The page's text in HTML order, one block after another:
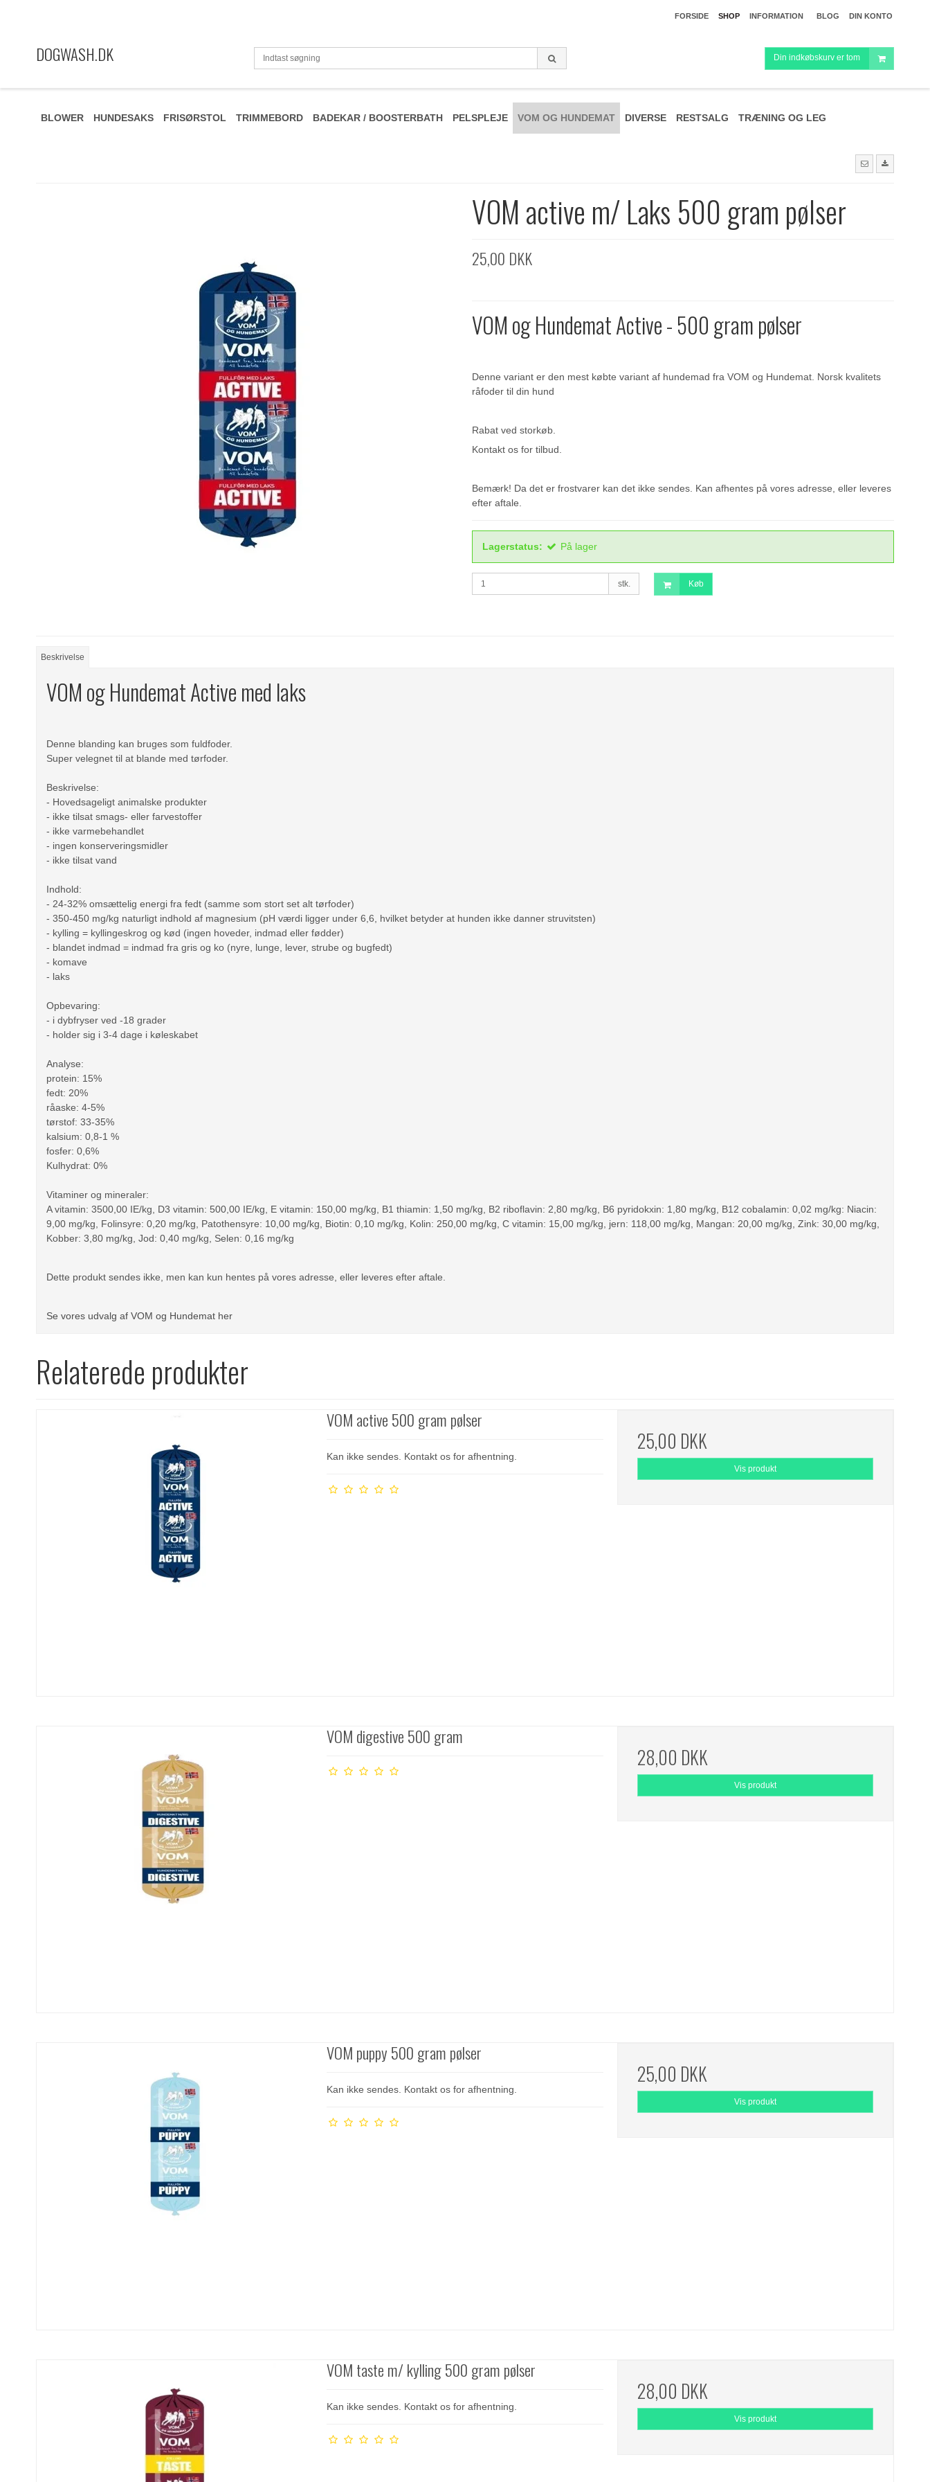
FORSIDE SHOP INFORMATION BLOG DIN KONTO
DOGWASH.DK Din indkøbskurv er tom
BLOWER HUNDESAKS FRISØRSTOL TRIMMEBORD BADEKAR / BOOSTERBATH PELSPLEJE VOM OG HUNDEMAT DIVERSE RESTSALG TRÆNING OG LEG
VOM active m/ Laks 500 gram pølser
25,00 DKK
VOM og Hundemat Active - 500 gram pølser
Denne variant er den mest købte variant af hundemad fra VOM og Hundemat. Norsk kvalitets
råfoder til din hund
Rabat ved storkøb.
Kontakt os for tilbud.
Bemærk! Da det er frostvarer kan det ikke sendes. Kan afhentes på vores adresse, eller leveres
efter aftale.
Lagerstatus: På lager
stk. Køb
Beskrivelse
VOM og Hundemat Active med laks
Denne blanding kan bruges som fuldfoder.
Super velegnet til at blande med tørfoder.
Beskrivelse:
- Hovedsageligt animalske produkter
- ikke tilsat smags- eller farvestoffer
- ikke varmebehandlet
- ingen konserveringsmidler
- ikke tilsat vand
Indhold:
- 24-32% omsættelig energi fra fedt (samme som stort set alt tørfoder)
- 350-450 mg/kg naturligt indhold af magnesium (pH værdi ligger under 6,6, hvilket betyder at hunden ikke danner struvitsten)
- kylling = kyllingeskrog og kød (ingen hoveder, indmad eller fødder)
- blandet indmad = indmad fra gris og ko (nyre, lunge, lever, strube og bugfedt)
- komave
- laks
Opbevaring:
- i dybfryser ved -18 grader
- holder sig i 3-4 dage i køleskabet
Analyse:
protein: 15%
fedt: 20%
råaske: 4-5%
tørstof: 33-35%
kalsium: 0,8-1 %
fosfer: 0,6%
Kulhydrat: 0%
Vitaminer og mineraler:
A vitamin: 3500,00 IE/kg, D3 vitamin: 500,00 IE/kg, E vitamin: 150,00 mg/kg, B1 thiamin: 1,50 mg/kg, B2 riboflavin: 2,80 mg/kg, B6 pyridokxin: 1,80 mg/kg, B12 cobalamin: 0,02 mg/kg: Niacin:
9,00 mg/kg, Folinsyre: 0,20 mg/kg, Patothensyre: 10,00 mg/kg, Biotin: 0,10 mg/kg, Kolin: 250,00 mg/kg, C vitamin: 15,00 mg/kg, jern: 118,00 mg/kg, Mangan: 20,00 mg/kg, Zink: 30,00 mg/kg,
Kobber: 3,80 mg/kg, Jod: 0,40 mg/kg, Selen: 0,16 mg/kg
Dette produkt sendes ikke, men kan kun hentes på vores adresse, eller leveres efter aftale.
Se vores udvalg af VOM og Hundemat her
Relaterede produkter
VOM active 500 gram pølser
Kan ikke sendes. Kontakt os for afhentning.
25,00 DKK
Vis produkt
VOM digestive 500 gram
28,00 DKK
Vis produkt
VOM puppy 500 gram pølser
Kan ikke sendes. Kontakt os for afhentning.
25,00 DKK
Vis produkt
VOM taste m/ kylling 500 gram pølser
Kan ikke sendes. Kontakt os for afhentning.
28,00 DKK
Vis produkt